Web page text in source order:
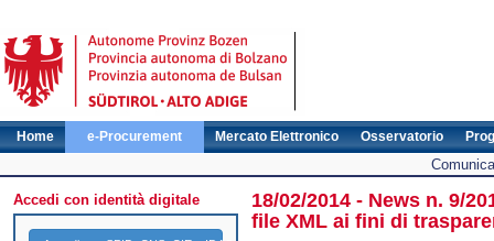
Home e-Procurement Mercato Elettronico Osservatorio
Accedi con identità digitale
18/02/2014 - News n. 9/
file XML ai fini di